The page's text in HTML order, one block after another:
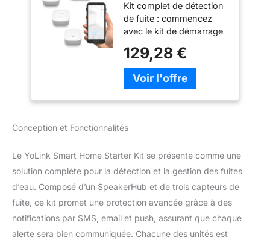
Water Leak Sensor
4 with 105dB Audio
Alarm 3-Pack,
SMS/Text, Email &
Push Notifications,
Freeze Warning,
Lora Up to 1/4 Mile
Kit complet de détection
de fuite : commencez
avec le kit de démarrage
YoLink SpeakerHub,
comprenant un hub et
trois capteurs de fuite
tracas avec le capteur
suffit de le placer près ou
sous l'équipement que
vous souhaitez surveiller.
les chauffe-eau, les
machines à laver, les
lave-vaisselle, les éviers,
129,28 €
Conception et Fonctionnalités
Le YoLink Smart Home Starter Kit se présente comme une
solution complète pour la détection et la gestion des fuites
d’eau. Composé d’un SpeakerHub et de trois capteurs de
fuite, ce kit promet une protection avancée grâce à des
notifications par SMS, email et push, assurant que chaque
alerte sera bien communiquée. Chacune des unités est